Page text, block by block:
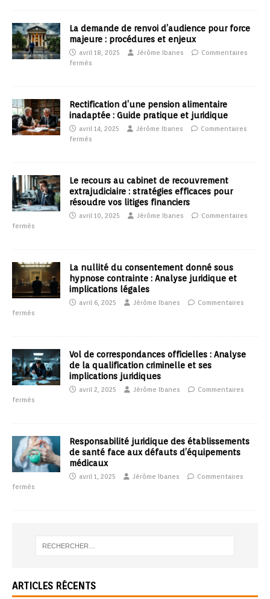
La demande de renvoi d’audience pour force
majeure : procédures et enjeux
avril 18, 2025 Jérôme Ibanes
Commentaires
fermés
Rectification d’une pension alimentaire
inadaptée : Guide pratique et juridique
avril 14, 2025 Jérôme Ibanes
Commentaires
fermés
Le recours au cabinet de recouvrement
extrajudiciaire : stratégies efficaces pour
résoudre vos litiges financiers
avril 10, 2025 Jérôme Ibanes
Commentaires
fermés
La nullité du consentement donné sous
hypnose contrainte : Analyse juridique et
implications légales
avril 6, 2025 Jérôme Ibanes
Commentaires
fermés
Vol de correspondances officielles : Analyse
de la qualification criminelle et ses
implications juridiques
avril 2, 2025 Jérôme Ibanes
Commentaires
fermés
Responsabilité juridique des établissements
de santé face aux défauts d’équipements
médicaux
avril 1, 2025 Jérôme Ibanes
Commentaires
fermés
ARTICLES RÉCENTS